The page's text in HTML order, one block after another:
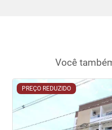
Você
PREÇO REDUZIDO
<<<<